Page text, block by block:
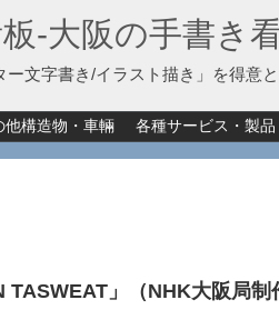
‐大阪の手書き
ー文字書き/イラスト描き」を得意
他構造物・車輛 各種サービス・製品
TASWEAT」（NHK大阪局制